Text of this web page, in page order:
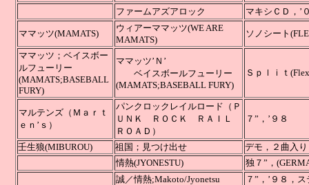
ファームアズアロック マキ
ママッツ(MAMATS)
ウィアーママッツ(WE ARE
MAMATS)
ソノシート
ママッツ；ベイスボー
ルフューリー
(MAMATS;BASEBALL
FURY)
ママッツ’Ｎ’
ベイスボールフューリー
(MAMATS;BASEBALL FURY)
Ｓｐｌｉｔ
マルテンズ（Ｍａｒｔ
ｅｎ’ｓ）
パンクロックレイルロード（Ｐ
ＵＮＫ ＲＯＣＫ
ＲＡＩＬ
ＲＯＡＤ）
７”，’９８
壬生狼(MIBUROU) 祖国；見つけ出せ
デモ
情熱(JYONESTU) 独７”，
誠／情熱;Makoto/Jyonetsu
７”，’９８，